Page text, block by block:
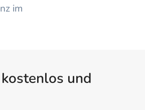
im
und